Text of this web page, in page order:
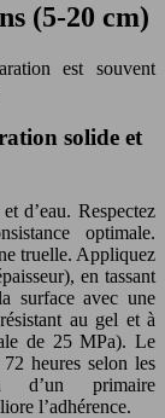
(5-20 cm)
est souvent
solide et
d’eau. Respectez
optimale.
truelle. Appliquez
en tassant
surface avec une
au gel et à
de 25 MPa). Le
heures selon les
d’un primaire
l’adhérence.